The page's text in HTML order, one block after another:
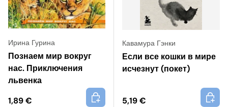
Ирина Гурина
Познаем мир вокруг
нас. Приключения
львенка
1,89 €
+
Кавамура Гэнки
Если все кошки в мире
исчезнут (покет)
5,19 €
+